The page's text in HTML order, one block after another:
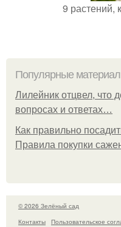
9 растений,
Популярные
Лилейник отцвел, что
вопросах и ответах…
Как правильно
Правила покупки
© 2026 Зелёный сад
Контакты
Пользовательское